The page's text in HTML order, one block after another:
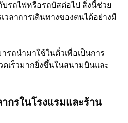
บรถไฟหรือรถบัสต่อไป สิ่งนี้ช่วย
วลาการเดินทางของตนได้อย่างมี
รถนำมาใช้ในตั๋วเพื่อเป็นการ
ดเร็วมากยิ่งขึ้นในสนามบินและ
กรในโรงแรมและร้าน